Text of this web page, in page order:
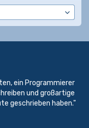
ein Programmierer
und großartige
geschrieben haben."